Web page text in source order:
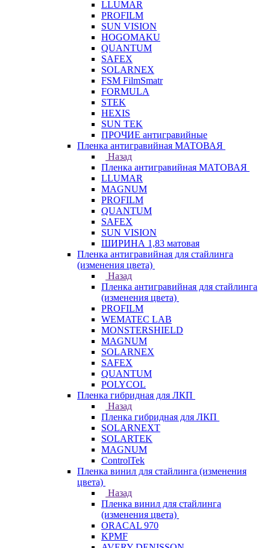
LLUMAR
PROFILM
SUN VISION
HOGOMAKU
QUANTUM
SAFEX
SOLARNEX
FSM FilmSmatr
FORMULA
STEK
HEXIS
SUN TEK
ПРОЧИЕ антигравийные
Пленка антигравийная МАТОВАЯ
Назад
Пленка антигравийная МАТОВАЯ
LLUMAR
MAGNUM
PROFILM
QUANTUM
SAFEX
SUN VISION
ШИРИНА 1,83 матовая
Пленка антигравийная для стайлинга
(изменения цвета)
Назад
Пленка антигравийная для стайлинга
(изменения цвета)
PROFILM
WEMATEC LAB
MONSTERSHIELD
MAGNUM
SOLARNEX
SAFEX
QUANTUM
POLYCOL
Пленка гибридная для ЛКП
Назад
Пленка гибридная для ЛКП
SOLARNEXT
SOLARTEK
MAGNUM
ControlTek
Пленка винил для стайлинга (изменения
цвета)
Назад
Пленка винил для стайлинга
(изменения цвета)
ORACAL 970
KPMF